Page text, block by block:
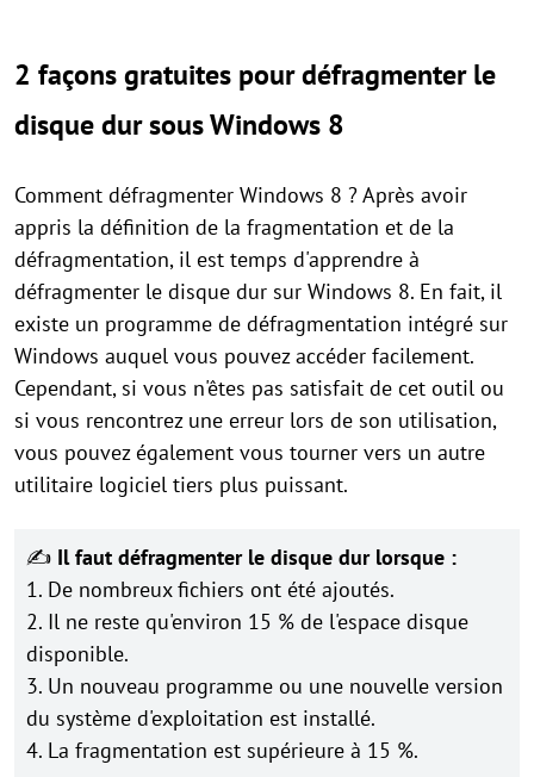
2 façons gratuites pour défragmenter le
disque dur sous Windows 8
Comment défragmenter Windows 8 ? Après avoir
appris la définition de la fragmentation et de la
défragmentation, il est temps d'apprendre à
défragmenter le disque dur sur Windows 8. En fait, il
existe un programme de défragmentation intégré sur
Windows auquel vous pouvez accéder facilement.
Cependant, si vous n'êtes pas satisfait de cet outil ou
si vous rencontrez une erreur lors de son utilisation,
vous pouvez également vous tourner vers un autre
utilitaire logiciel tiers plus puissant.
✍ Il faut défragmenter le disque dur lorsque :
1. De nombreux fichiers ont été ajoutés.
2. Il ne reste qu'environ 15 % de l'espace disque
disponible.
3. Un nouveau programme ou une nouvelle version
du système d'exploitation est installé.
4. La fragmentation est supérieure à 15 %.